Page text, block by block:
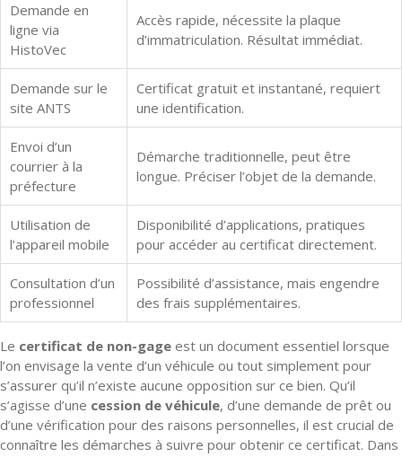
Demande en
ligne via
HistoVec
Accès rapide, nécessite la plaque
d’immatriculation. Résultat immédiat.
Demande sur le
site ANTS
Certificat gratuit et instantané, requiert
une identification.
Envoi d’un
courrier à la
préfecture
Démarche traditionnelle, peut être
longue. Préciser l’objet de la demande.
Utilisation de
l’appareil mobile
Disponibilité d’applications, pratiques
pour accéder au certificat directement.
Consultation d’un
professionnel
Possibilité d’assistance, mais engendre
des frais supplémentaires.
Le certificat de non-gage est un document essentiel lorsque
l’on envisage la vente d’un véhicule ou tout simplement pour
s’assurer qu’il n’existe aucune opposition sur ce bien. Qu’il
s’agisse d’une cession de véhicule, d’une demande de prêt ou
d’une vérification pour des raisons personnelles, il est crucial de
connaître les démarches à suivre pour obtenir ce certificat. Dans